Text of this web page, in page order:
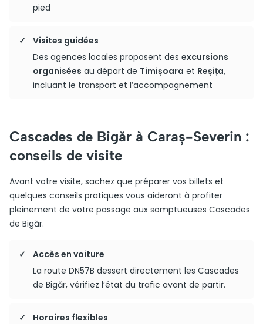
pied
Visites guidées
Des agences locales proposent des excursions
organisées au départ de Timișoara et Reșița,
incluant le transport et l’accompagnement
Cascades de Bigăr à Caraș-Severin :
conseils de visite
Avant votre visite, sachez que préparer vos billets et
quelques conseils pratiques vous aideront à profiter
pleinement de votre passage aux somptueuses Cascades
de Bigăr.
Accès en voiture
La route DN57B dessert directement les Cascades
de Bigăr, vérifiez l’état du trafic avant de partir.
Horaires flexibles